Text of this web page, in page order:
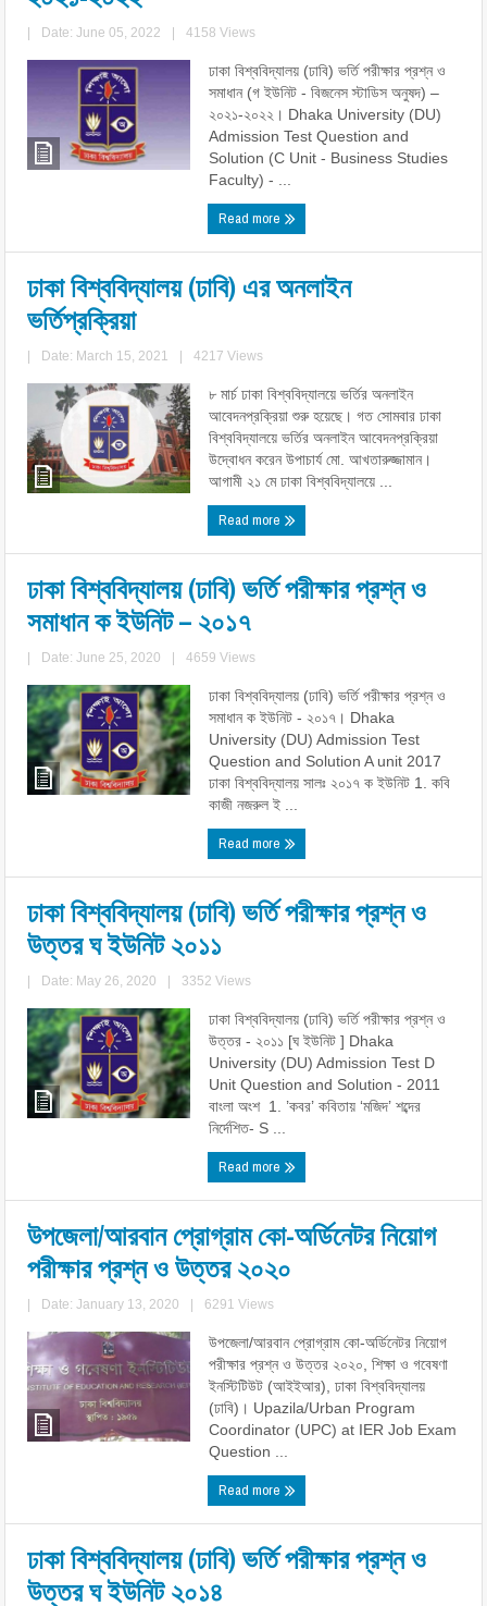
Date: June 05, 2022 4158 Views
ঢাকা বিশ্ববিদ্যালয় (ঢাবি) ভর্তি পরীক্ষার প্রশ্ন ও
সমাধান (গ ইউনিট - বিজনেস স্টাডিস অনুষদ) –
২০২১-২০২২। Dhaka University (DU)
Admission Test Question and
Solution (C Unit - Business Studies
Faculty) - ...
Read more
ঢাকা বিশ্ববিদ্যালয় (ঢাবি) এর অনলাইন
ভর্তিপ্রক্রিয়া
Date: March 15, 2021 4217 Views
৮ মার্চ ঢাকা বিশ্ববিদ্যালয়ে ভর্তির অনলাইন
আবেদনপ্রক্রিয়া শুরু হয়েছে। গত সোমবার ঢাকা
বিশ্ববিদ্যালয়ে ভর্তির অনলাইন আবেদনপ্রক্রিয়া
উদ্বোধন করেন উপাচার্য মো. আখতারুজ্জামান।
আগামী ২১ মে ঢাকা বিশ্ববিদ্যালয়ে ...
Read more
ঢাকা বিশ্ববিদ্যালয় (ঢাবি) ভর্তি পরীক্ষার প্রশ্ন ও
সমাধান ক ইউনিট – ২০১৭
Date: June 25, 2020 4659 Views
ঢাকা বিশ্ববিদ্যালয় (ঢাবি) ভর্তি পরীক্ষার প্রশ্ন ও
সমাধান ক ইউনিট - ২০১৭। Dhaka
University (DU) Admission Test
Question and Solution A unit 2017
ঢাকা বিশ্ববিদ্যালয় সালঃ ২০১৭ ক ইউনিট 1. কবি
কাজী নজরুল ই ...
Read more
ঢাকা বিশ্ববিদ্যালয় (ঢাবি) ভর্তি পরীক্ষার প্রশ্ন ও
উত্তর ঘ ইউনিট ২০১১
Date: May 26, 2020 3352 Views
ঢাকা বিশ্ববিদ্যালয় (ঢাবি) ভর্তি পরীক্ষার প্রশ্ন ও
উত্তর - ২০১১ [ঘ ইউনিট ] Dhaka
University (DU) Admission Test D
Unit Question and Solution - 2011
বাংলা অংশ 1. ’কবর’ কবিতায় ‘মজিদ’ শব্দের
নির্দেশিত- S ...
Read more
উপজেলা/আরবান প্রোগ্রাম কো-অর্ডিনেটর নিয়োগ
পরীক্ষার প্রশ্ন ও উত্তর ২০২০
Date: January 13, 2020 6291 Views
উপজেলা/আরবান প্রোগ্রাম কো-অর্ডিনেটর নিয়োগ
পরীক্ষার প্রশ্ন ও উত্তর ২০২০, শিক্ষা ও গবেষণা
ইনস্টিটিউট (আইইআর), ঢাকা বিশ্ববিদ্যালয়
(ঢাবি)। Upazila/Urban Program
Coordinator (UPC) at IER Job Exam
Question ...
Read more
ঢাকা বিশ্ববিদ্যালয় (ঢাবি) ভর্তি পরীক্ষার প্রশ্ন ও
উত্তর ঘ ইউনিট ২০১৪